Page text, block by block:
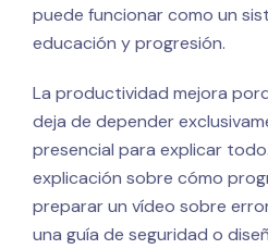
puede funcionar como un
educación y progresión.
La productividad mejora
deja de depender
presencial para explicar
explicación sobre cómo
preparar un vídeo sobre
una guía de seguridad o